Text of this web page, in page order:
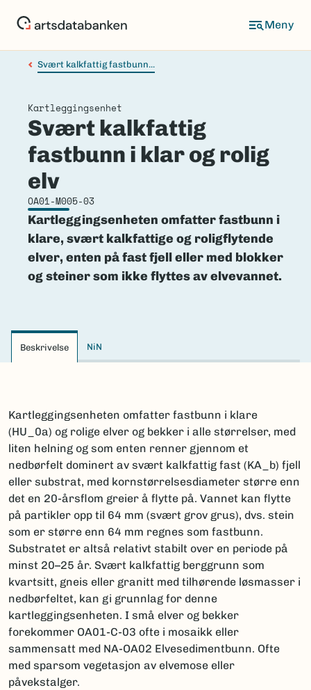
Svært kalkfattig fastbunn...
Kartleggingsenhet
Svært kalkfattig
fastbunn i klar og rolig
elv
OA01-M005-03
Kartleggingsenheten omfatter fastbunn i
klare, svært kalkfattige og roligflytende
elver, enten på fast fjell eller med blokker
og steiner som ikke flyttes av elvevannet.
Beskrivelse NiN
Kartleggingsenheten omfatter fastbunn i klare
(HU_0a) og rolige elver og bekker i alle størrelser, med
liten helning og som enten renner gjennom et
nedbørfelt dominert av svært kalkfattig fast (KA_b) fjell
eller substrat, med kornstørrelsesdiameter større enn
det en 20-årsflom greier å flytte på. Vannet kan flytte
på partikler opp til 64 mm (svært grov grus), dvs. stein
som er større enn 64 mm regnes som fastbunn.
Substratet er altså relativt stabilt over en periode på
minst 20–25 år. Svært kalkfattig berggrunn som
kvartsitt, gneis eller granitt med tilhørende løsmasser i
nedbørfeltet, kan gi grunnlag for denne
kartleggingsenheten. I små elver og bekker
forekommer OA01-C-03 ofte i mosaikk eller
sammensatt med NA-OA02 Elvesedimentbunn. Ofte
med sparsom vegetasjon av elvemose eller
påvekstalger.